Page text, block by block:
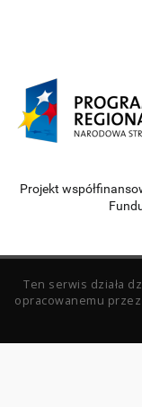
Projekt
Ten serwis działa
opracowanemu przez